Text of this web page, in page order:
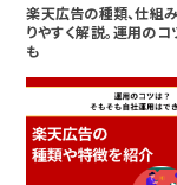
楽天広告の種類、仕組
りやすく解説。運用の
も